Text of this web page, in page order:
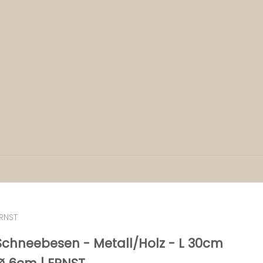
- Metall/Holz - L 30cm